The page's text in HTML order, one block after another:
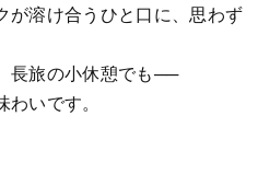
が溶け合うひと口に、思わず
長旅の小休憩でも──
いです。